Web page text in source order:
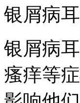
银屑病
银屑病
瘙痒等